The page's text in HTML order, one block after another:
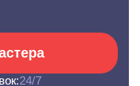
24/7